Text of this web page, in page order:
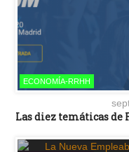
ECONOMÍA-RRHH
Las diez temáticas de